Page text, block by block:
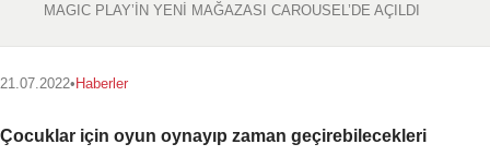
MAGIC PLAY’İN YENİ MAĞAZASI CAROUSEL’DE AÇILDI
21.07.2022• Haberler
Çocuklar için oyun oynayıp zaman geçirebilecekleri